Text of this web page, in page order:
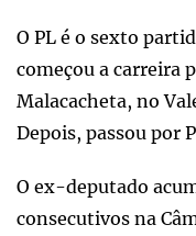
O PL é o sexto
começou a carreira
Malacacheta, no
Depois, passou por
O ex-deputado
consecutivos na